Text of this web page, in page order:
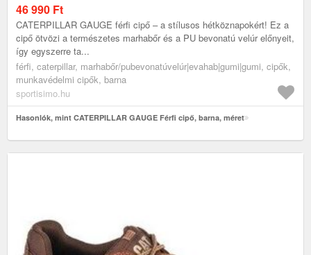
46 990 Ft
CATERPILLAR GAUGE férfi cipő – a stílusos hétköznapokért! Ez a
cipő ötvözi a természetes marhabőr és a PU bevonatú velúr előnyeit,
így egyszerre ta...
férfi, caterpillar, marhabőr/pubevonatúvelúr|evahab|gumi|gumi, cipők,
munkavédelmi cipők, barna
sportisimo.hu
Hasonlók, mint CATERPILLAR GAUGE Férfi cipő, barna, méret